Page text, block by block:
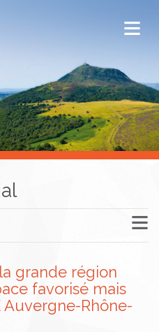
Alpes
grande région
favorisé mais
Auvergne-Rhône-